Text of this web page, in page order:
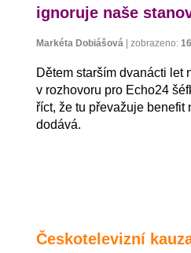
ignoruje naše
Markéta Dobiášová zobrazeno:
Dětem starším dvanácti let
v rozhovoru pro Echo24
říct, že tu převažuje benefit
dodává.
Českotelevizní